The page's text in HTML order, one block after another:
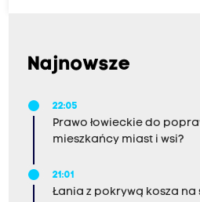
Najnowsze
22:05
Prawo łowieckie do
mieszkańcy miast i wsi?
21:01
Łania z pokrywą kosza na